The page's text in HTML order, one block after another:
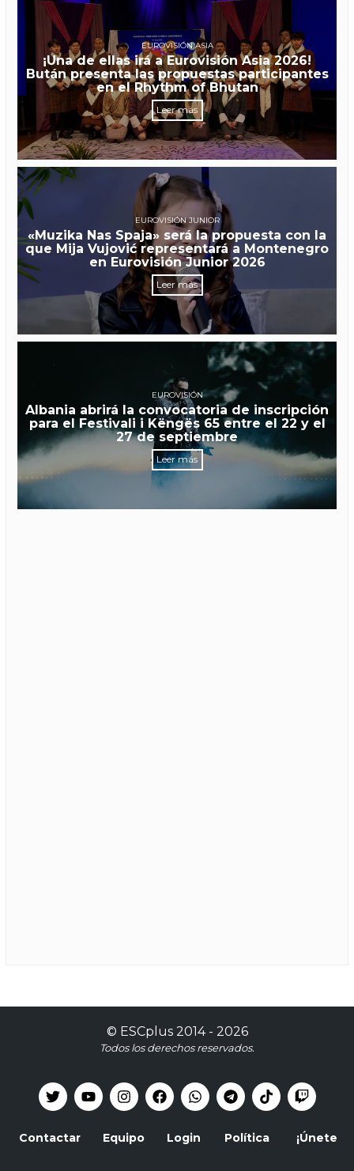
EUROVISIÓN ASIA
¡Una de ellas irá a Eurovisión Asia 2026!
Bután presenta las propuestas participantes
en el Rhythm of Bhutan
Leer más
EUROVISIÓN JUNIOR
«Muzika Nas Spaja» será la propuesta con la
que Mija Vujović representará a Montenegro
en Eurovisión Junior 2026
Leer más
EUROVISIÓN
Albania abrirá la convocatoria de inscripción
para el Festivali i Këngës 65 entre el 22 y el
27 de septiembre
Leer más
© ESCplus2014 - 2026
Todos los derechos reservados.
Contactar Equipo Login Política ¡Únete